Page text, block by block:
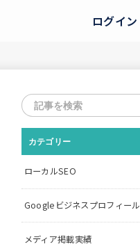
ログイン
Search
for:
カテゴリー
ローカルSEO
Googleビジネスプロフィール
メディア掲載実績